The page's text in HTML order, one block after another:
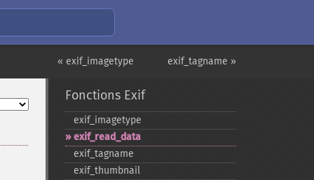
exif_tagname »
« exif_imagetype
Fonctions Exif
exif_​imagetype
exif_​read_​data
exif_​tagname
exif_​thumbnail